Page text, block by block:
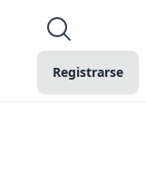
Registrarse